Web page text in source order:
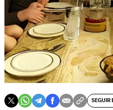
SEGUIR